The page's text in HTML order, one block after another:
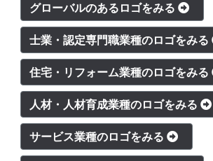
グローバルのあるロゴをみる
士業・認定専門職業種のロゴをみる
住宅・リフォーム業種のロゴをみる
人材・人材育成業種のロゴをみる
サービス業種のロゴをみる